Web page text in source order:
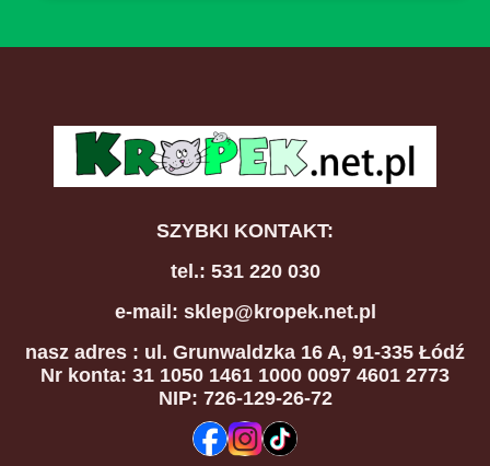
SZYBKI KONTAKT:
tel.: 531 220 030
e-mail: sklep@kropek.net.pl
nasz adres : ul. Grunwaldzka 16 A, 91-335 Łódź
Nr konta: 31 1050 1461 1000 0097 4601 2773
NIP: 726-129-26-72